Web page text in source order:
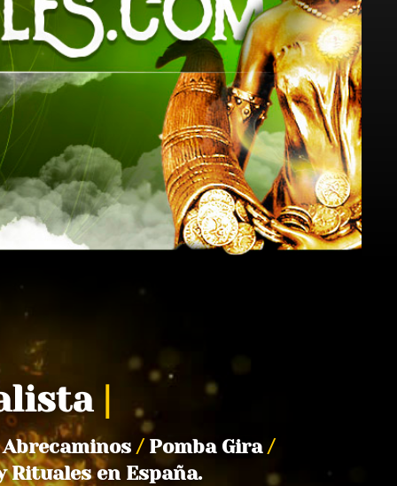
/Pomba Gira /
Rituales en España.